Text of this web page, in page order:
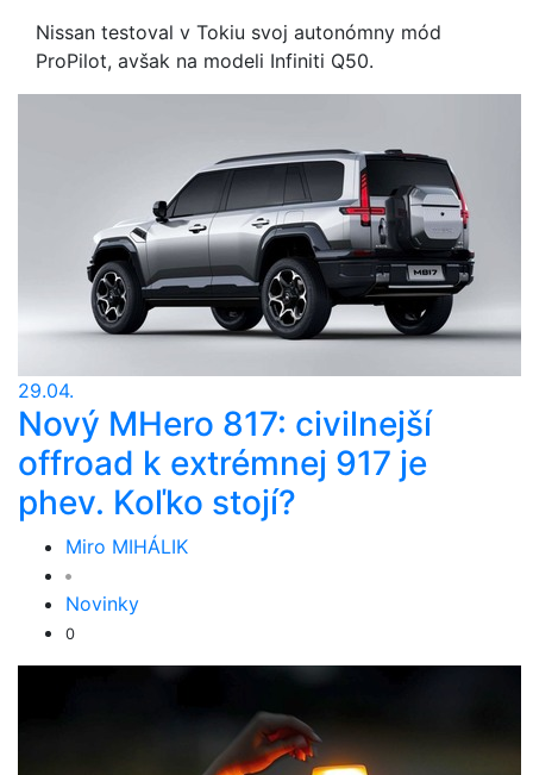
Nissan testoval v Tokiu svoj autonómny mód
ProPilot, avšak na modeli Infiniti Q50.
29.04.
Nový MHero 817: civilnejší
offroad k extrémnej 917 je
phev. Koľko stojí?
Miro MIHÁLIK
Novinky
0